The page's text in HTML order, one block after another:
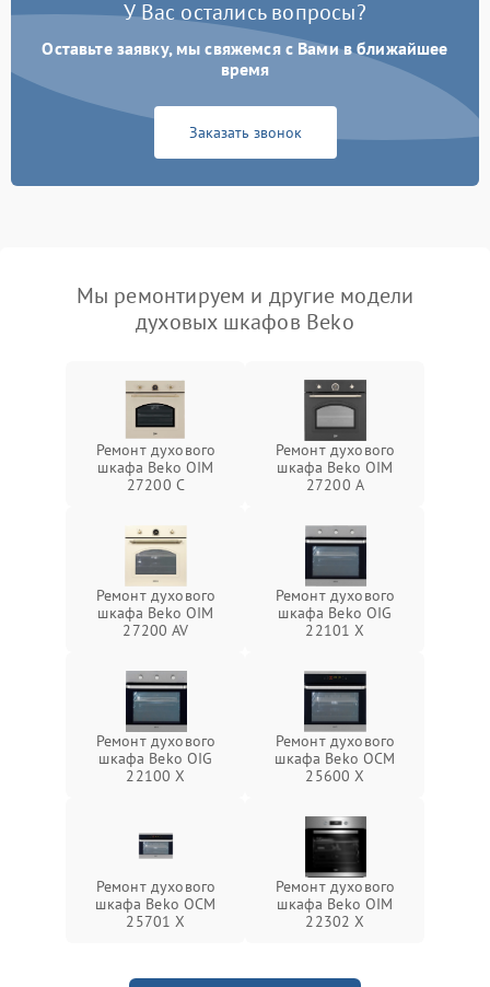
У Вас остались вопросы?
Оставьте заявку, мы свяжемся с Вами в ближайшее
время
Заказать звонок
Мы ремонтируем и другие модели
духовых шкафов Beko
Ремонт духового
шкафа Beko OIM
27200 C
Ремонт духового
шкафа Beko OIM
27200 A
Ремонт духового
шкафа Beko OIM
27200 AV
Ремонт духового
шкафа Beko OIG
22101 X
Ремонт духового
шкафа Beko OIG
22100 X
Ремонт духового
шкафа Beko OCM
25600 X
Ремонт духового
шкафа Beko OCM
25701 X
Ремонт духового
шкафа Beko OIM
22302 X